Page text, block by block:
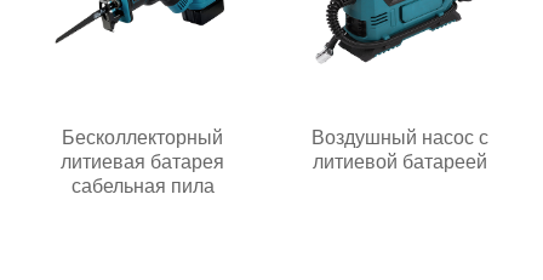
Бесколлекторный
литиевая батарея
сабельная пила
Воздушный насос с
литиевой батареей